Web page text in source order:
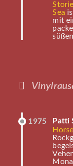
Sea
mit
1975
Patti